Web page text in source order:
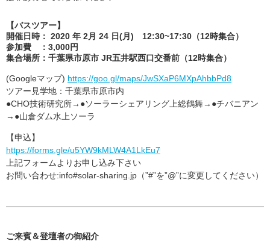
【バスツアー】
開催日時： 2020 年 2月 24 日(月) 12:30~17:30（12時集合）
参加費 ：3,000円
集合場所：千葉県市原市 JR五井駅西口交番前（12時集合）
(Googleマップ) https://goo.gl/maps/JwSXaP6MXpAhbbPd8
ツアー見学地：千葉県市原市内
●CHO技術研究所→●ソーラーシェアリング上総鶴舞→●チバニアン
→●山倉ダム水上ソーラ
【申込】
https://forms.gle/u5YW9kMLW4A1LkEu7
上記フォームよりお申し込み下さい
お問い合わせ:info#solar-sharing.jp（”#”を”@”に変更してください）
ご来賓＆登壇者の御紹介